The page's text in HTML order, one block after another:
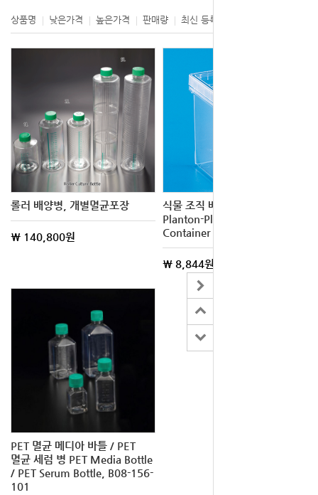
상품명 낮은가격 높은가격 판매량 최신 등록
롤러 배양병, 개별멸균포장
\ 140,800원
식물 조직 배양 컨테이너
Planton-Plant Tissue Culture
Container C21-46-111
\ 8,844원
PET 멸균 메디아 바틀 / PET
멸균 세럼 병 PET Media Bottle
/ PET Serum Bottle, B08-156-
101